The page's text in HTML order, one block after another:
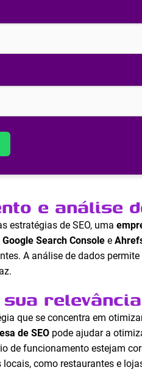
e análise
estratégias de SEO, uma
Google Search Console e
A análise de dados
relevância
que se concentra em
de SEO pode ajudar a
de funcionamento estejam
locais, como restaurantes e